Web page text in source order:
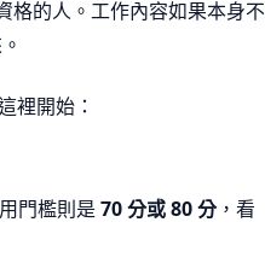
格的人。工作內容如果本身不
裡開始：
門檻則是 70 分或 80 分，看